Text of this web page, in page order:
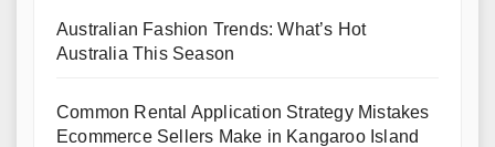
Australian Fashion Trends: What’s Hot
Australia This Season
Common Rental Application Strategy Mistakes
Ecommerce Sellers Make in Kangaroo Island